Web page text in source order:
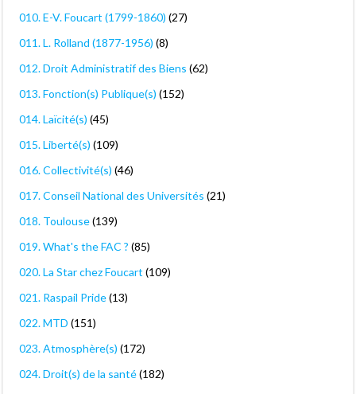
010. E-V. Foucart (1799-1860) (27)
011. L. Rolland (1877-1956) (8)
012. Droit Administratif des Biens (62)
013. Fonction(s) Publique(s) (152)
014. Laïcité(s) (45)
015. Liberté(s) (109)
016. Collectivité(s) (46)
017. Conseil National des Universités (21)
018. Toulouse(139)
019. What's the FAC ? (85)
020. La Star chez Foucart (109)
021. Raspail Pride(13)
022. MTD (151)
023. Atmosphère(s) (172)
024. Droit(s) de la santé(182)